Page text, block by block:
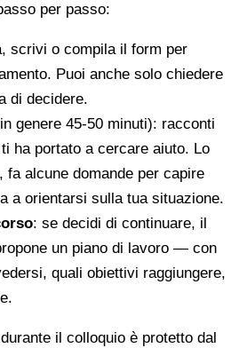
per passo:
scrivi o compila il form per
Puoi anche solo chiedere
di decidere.
genere 45-50 minuti): racconti
ha portato a cercare aiuto. Lo
fa alcune domande per capire
a orientarsi sulla tua situazione.
: se decidi di continuare, il
un piano di lavoro — con
quali obiettivi raggiungere,
il colloquio è protetto dal